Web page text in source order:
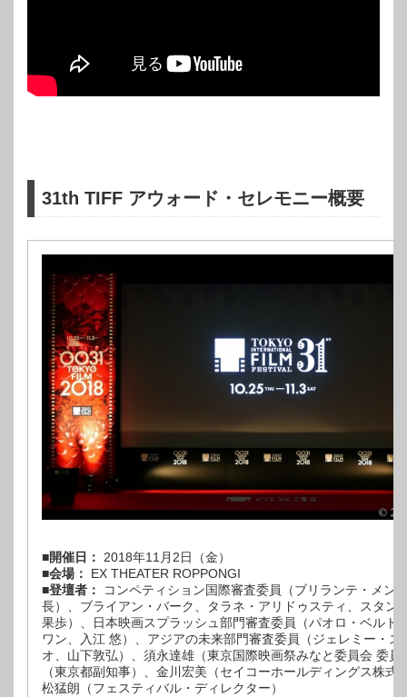
31th TIFF アウォード・セレモニー概要
■開催日：
2018年11月2日（金）
■会場：
EX THEATER ROPPONGI
■登壇者：
コンペティション国際審査委員（ブリランテ・メン
長）、ブライアン・バーク、タラネ・アリドゥスティ、スタン
果歩）、日本映画スプラッシュ部門審査委員（パオロ・ベルト
ワン、入江 悠）、アジアの未来部門審査委員（ジェレミー・ス
オ、山下敦弘）、須永達雄（東京国際映画祭みなと委員会 委員
（東京都副知事）、金川宏美（セイコーホールディングス株式
松猛朗（フェスティバル・ディレクター）